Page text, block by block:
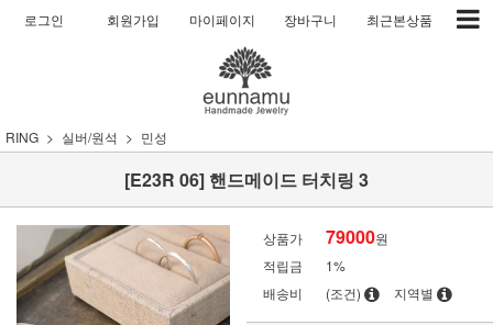
로그인 회원가입 마이페이지 장바구니 최근본상품
RING 실버/원석 민성
[E23R 06] 핸드메이드 터치링 3
상품가 79000원
적립금
1%
배송비
(조건) 지역별